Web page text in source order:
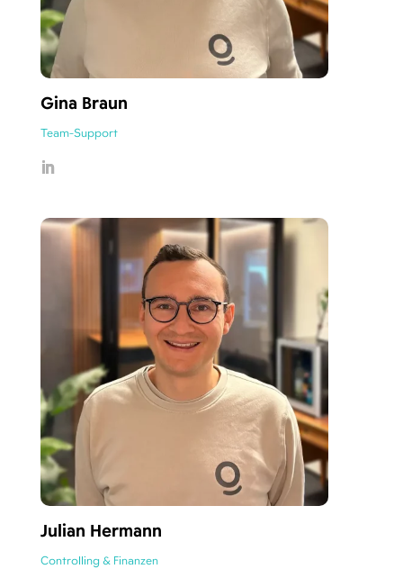
Gina Braun
Team-Support
Julian Hermann
Controlling & Finanzen